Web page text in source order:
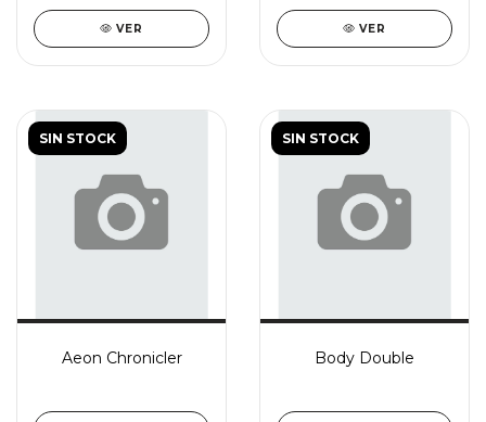
VER VER
SIN STOCK
Aeon Chronicler
SIN STOCK
Body Double